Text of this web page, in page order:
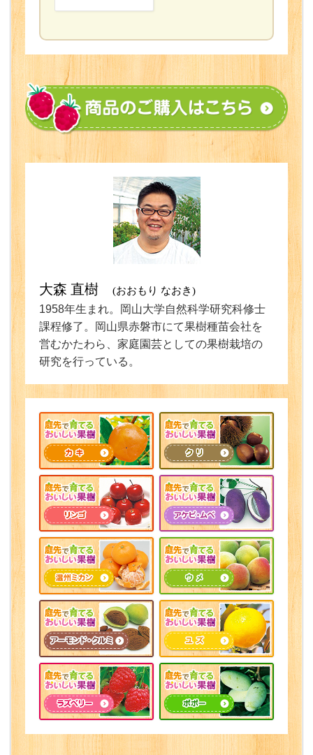
大森 直樹(おおもり なおき)
1958年生まれ。岡山大学自然科学研究科修士
課程修了。岡山県赤磐市にて果樹種苗会社を
営むかたわら、家庭園芸としての果樹栽培の
研究を行っている。